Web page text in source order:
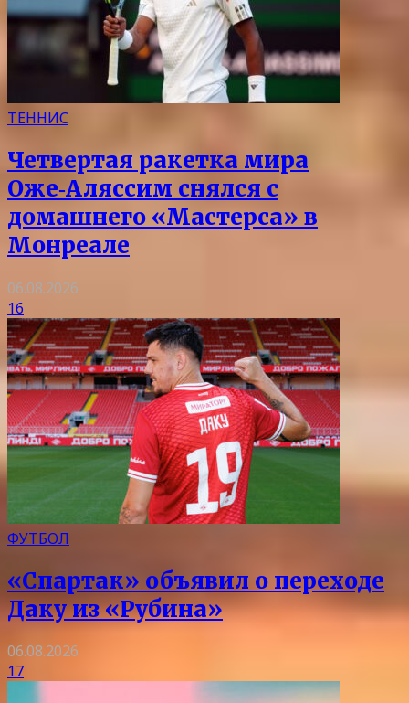
ТЕННИС
Четвертая ракетка мира
Оже‑Аляссим снялся с
домашнего «Мастерса» в
Монреале
06.08.2026
16
ФУТБОЛ
«Спартак» объявил о переходе
Даку из «Рубина»
06.08.2026
17